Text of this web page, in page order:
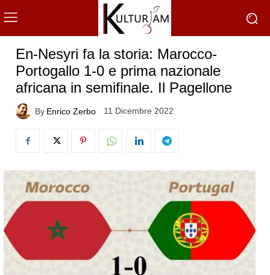
En-Nesyri fa la storia: Marocco-
Portogallo 1-0 e prima nazionale
africana in semifinale. Il Pagellone
By Enrico Zerbo 11 Dicembre 2022